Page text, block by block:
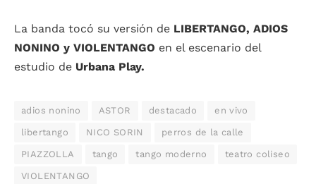
La banda tocó su versión de LIBERTANGO, ADIOS
NONINO y VIOLENTANGO en el escenario del
estudio de Urbana Play.
adios nonino ASTOR destacado en vivo
libertango NICO SORIN perros de la calle
PIAZZOLLA tango tango moderno teatro coliseo
VIOLENTANGO